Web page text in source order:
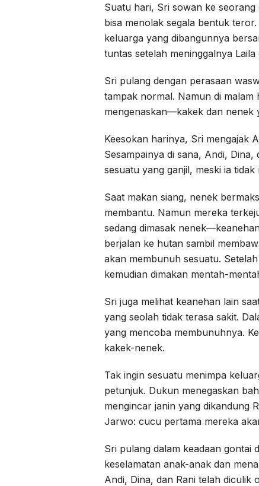
Suatu hari, Sri sowan ke
bisa menolak segala bentuk
keluarga yang dibangunnya
tuntas setelah meninggalnya
Sri pulang dengan perasaan
tampak normal. Namun di
mengenaskan—kakek dan nenek
Keesokan harinya, Sri mengajak
Sesampainya di sana, Andi,
sesuatu yang ganjil, meski ia tidak
Saat makan siang, nenek
membantu. Namun mereka
sedang dimasak
berjalan ke hutan sambil
akan membunuh sesuatu.
kemudian dimakan mentah-
Sri juga melihat keanehan lain
yang seolah tidak terasa sakit.
yang mencoba membunuhnya.
kakek-nenek.
Tak ingin sesuatu menimpa
petunjuk. Dukun menegaskan
mengincar janin yang dikandung
Jarwo: cucu pertama mereka
Sri pulang dalam keadaan gontai
keselamatan anak-anak dan
Andi, Dina, dan Rani telah diculik